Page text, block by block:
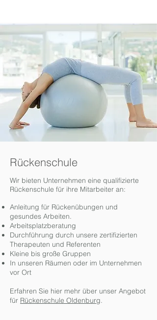
Rückenschule
Wir bieten Unternehmen eine qualifizierte
Rückenschule für ihre Mitarbeiter an:
Anleitung für Rückenübungen und
gesundes Arbeiten.
Arbeitsplatzberatung
Durchführung durch unsere zertifizierten
Therapeuten und Referenten
Kleine bis große Gruppen
In unseren Räumen oder im Unternehmen
vor Ort
Erfahren Sie hier mehr über unser Angebot
für Rückenschule Oldenburg.